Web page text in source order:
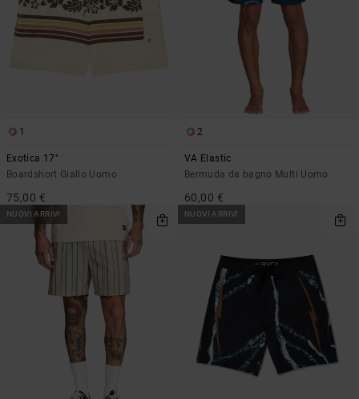
1
Exotica 17"
Boardshort Giallo Uomo
75,00 €
2
VA Elastic
Bermuda da bagno Multi Uomo
60,00 €
NUOVI ARRIVI NUOVI ARRIVI